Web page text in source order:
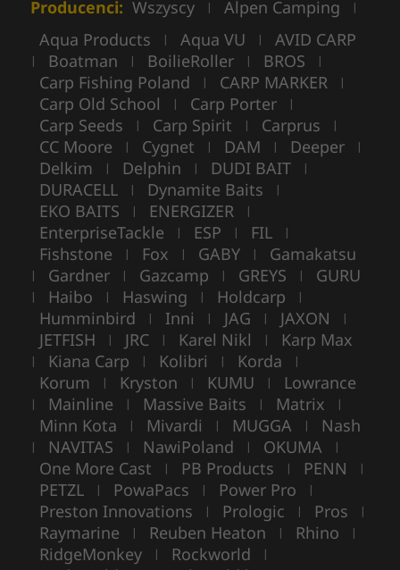
Producenci: Wszyscy | Alpen Camping |
Aqua Products | Aqua VU | AVID CARP
| Boatman | BoilieRoller | BROS |
Carp Fishing Poland | CARP MARKER |
Carp Old School | Carp Porter |
Carp Seeds | Carp Spirit | Carprus |
CC Moore | Cygnet | DAM | Deeper |
Delkim | Delphin | DUDI BAIT |
DURACELL | Dynamite Baits |
EKO BAITS | ENERGIZER |
EnterpriseTackle | ESP | FIL |
Fishstone | Fox | GABY | Gamakatsu
| Gardner | Gazcamp | GREYS | GURU
| Haibo | Haswing | Holdcarp |
Humminbird | Inni | JAG | JAXON |
JETFISH | JRC | Karel Nikl | Karp Max
| Kiana Carp | Kolibri | Korda |
Korum | Kryston | KUMU | Lowrance
| Mainline | Massive Baits | Matrix |
Minn Kota | Mivardi | MUGGA | Nash
| NAVITAS | NawiPoland | OKUMA |
One More Cast | PB Products | PENN |
PETZL | PowaPacs | Power Pro |
Preston Innovations | Prologic | Pros |
Raymarine | Reuben Heaton | Rhino |
RidgeMonkey | Rockworld |